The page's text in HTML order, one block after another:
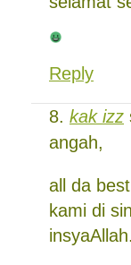
Reply
kak izz
angah,
all da
kami di